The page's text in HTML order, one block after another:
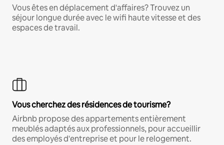
Vous êtes en déplacement d'affaires? Trouvez un
séjour longue durée avec le wifi haute vitesse et des
espaces de travail.
Vous cherchez des résidences de tourisme?
Airbnb propose des appartements entièrement
meublés adaptés aux professionnels, pour accueillir
des employés d'entreprise et pour le relogement.